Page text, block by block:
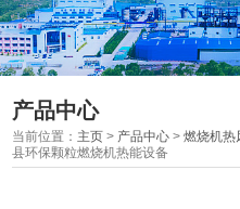
产品中心
当前位置： 主页 > 产品中心 >燃烧机热
县环保颗粒燃烧机热能设备